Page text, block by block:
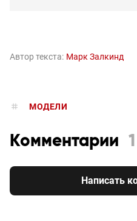
Автор текста: Марк Залкинд
МОДЕЛИ
Комментарии 1
Написать